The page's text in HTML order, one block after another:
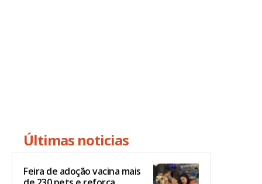
Últimas noticias
Feira de adoção vacina mais